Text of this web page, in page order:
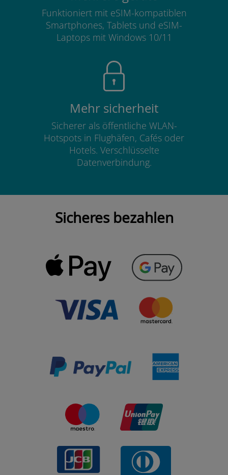
Funktioniert mit eSIM-kompatiblen
Smartphones, Tablets und eSIM-
Laptops mit Windows 10/11
Mehr sicherheit
Sicherer als öffentliche WLAN-
Hotspots in Flughäfen, Cafés oder
Hotels. Verschlüsselte
Datenverbindung.
Sicheres bezahlen